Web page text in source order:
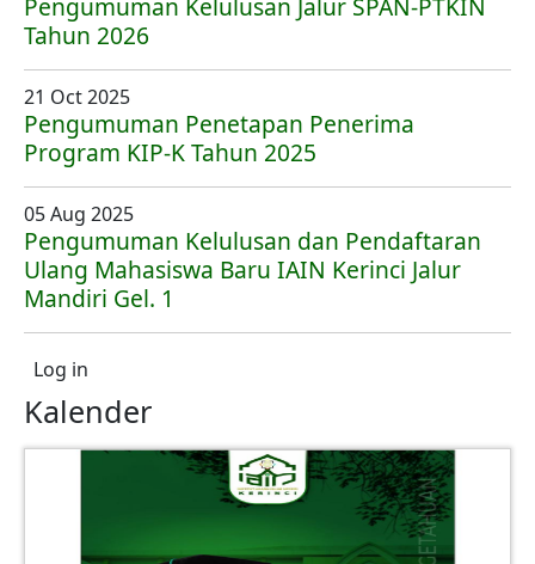
Tahun 2026
21 Oct 2025
Pengumuman Penetapan Penerima
Program KIP-K Tahun 2025
05 Aug 2025
Pengumuman Kelulusan dan Pendaftaran
Ulang Mahasiswa Baru IAIN Kerinci Jalur
Mandiri Gel. 1
User account menu
Log in
Kalender